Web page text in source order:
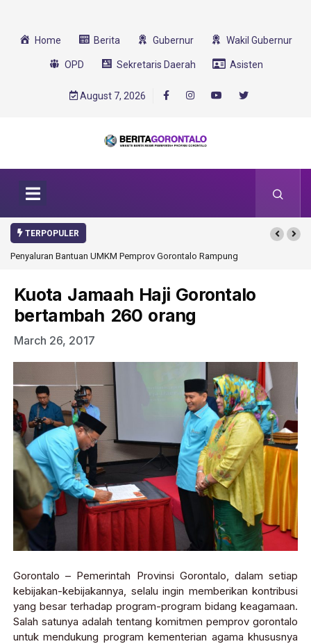
Home Berita Gubernur Wakil Gubernur
OPD Sekretaris Daerah Asisten
August 7, 2026
TERPOPULER
Penyaluran Bantuan UMKM Pemprov Gorontalo Rampung
Kuota Jamaah Haji Gorontalo
bertambah 260 orang
March 26, 2017
Gorontalo – Pemerintah Provinsi Gorontalo, dalam setiap
kebijakan-kebijakannya, selalu ingin memberikan kontribusi
yang besar terhadap program-program bidang keagamaan.
Salah satunya adalah tentang komitmen pemprov gorontalo
untuk mendukung program kementerian agama khususnya